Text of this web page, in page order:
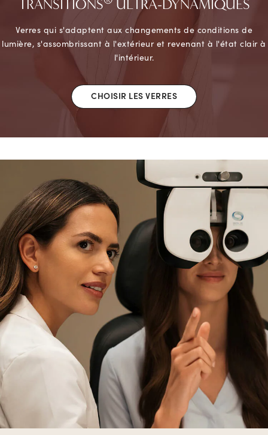
TRANSITIONS ULTRA-DYNAMIQUES
Verres qui s'adaptent aux changements de conditions de
lumière, s'assombrissant à l'extérieur et revenant à l'état clair à
l'intérieur.
CHOISIR LES VERRES